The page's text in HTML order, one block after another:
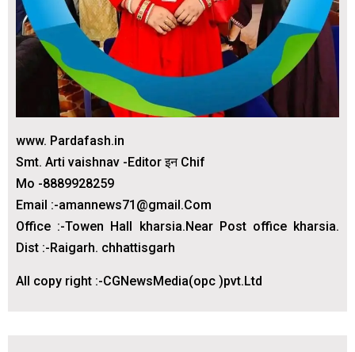
www. Pardafash.in
Smt. Arti vaishnav -Editor इन Chif
Mo -8889928259
Email :-amannews71@gmail.Com
Office :-Towen Hall kharsia.Near Post office kharsia.
Dist :-Raigarh. chhattisgarh
All copy right :-CGNewsMedia(opc )pvt.Ltd